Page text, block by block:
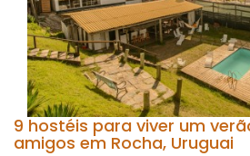
9 hostéis para viver um
amigos em Rocha, Uruguai